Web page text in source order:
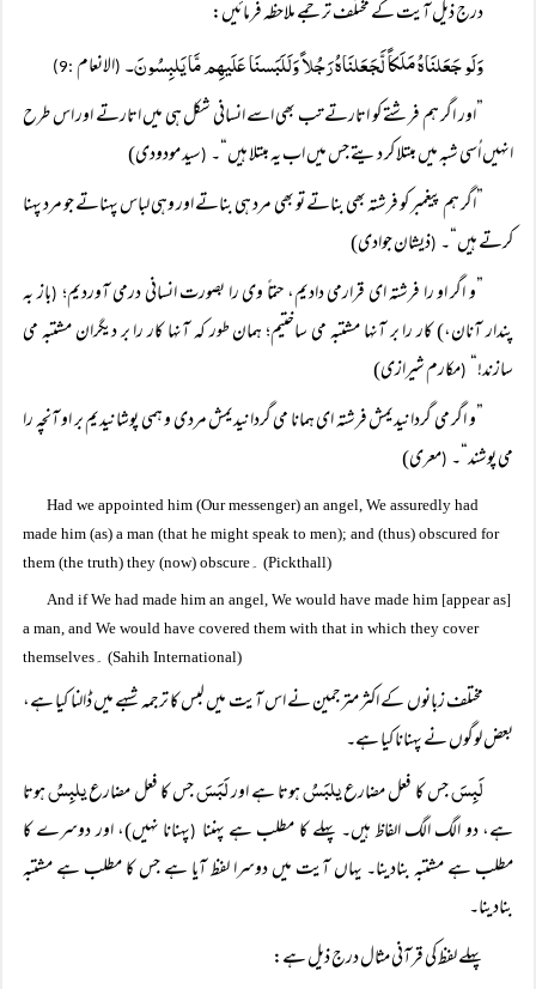
درج ذیل آیت کے مختلف ترجمے ملاحظہ فرمائیں:
وَلَو جَعَلنَاہُ مَلَکاً لَّجَعَلنَاہُ رَجُلاً وَلَلَبَسنَا عَلَیہِم مَّا یَلبِسُونَ۔ (الانعام :9)
”اور اگر ہم فرشتے کو اتارتے تب بھی اسے انسانی شکل ہی میں اتارتے اور اس طرح
انہیں اُسی شبہ میں مبتلا کر دیتے جس میں اب یہ مبتلا ہیں“۔ (سید مودودی)
”اگر ہم پیغمبر کو فرشتہ بھی بناتے تو بھی مرد ہی بناتے اور وہی لباس پہناتے جو مرد پہنا
کرتے ہیں“۔ (ذیشان جوادی)
”و اگر او را فرشتہ ای قرارمی دادیم، حتماً وی را بصورت انسانی درمی آوردیم؛ (باز بہ
پندار آنان،) کار را بر آنہا مشتبہ می ساختیم؛ ہمان طور کہ آنہا کار را بر دیگران مشتبہ می
سازند!“ (مکارم شیرازی)
”و اگر می گردانیدیمش فرشتہ ای ہمانا می گردانیدیمش مردی و ہمی پوشانیدیم بر او آنچہ را
می پوشند“۔ (معری)
Had we appointed him (Our messenger) an angel, We assuredly had
made him (as) a man (that he might speak to men); and (thus) obscured for
them (the truth) they (now) obscure۔ (Pickthall)
And if We had made him an angel, We would have made him [appear as]
a man, and We would have covered them with that in which they cover
themselves۔ (Sahih International)
مختلف زبانوں کے اکثر مترجمین نے اس آیت میں لبس کا ترجمہ شبہے میں ڈالنا کیا ہے،
بعض لوگوں نے پہنانا کیا ہے۔
لَبِسَجس کا فعل مضارعیلبَسُہوتا ہے اورلَبَسَجس کا فعل مضارعیلبِسُہوتا
ہے، دو الگ الگ الفاظ ہیں۔ پہلے کا مطلب ہے پہننا (پہنانا نہیں)، اور دوسرے کا
مطلب ہے مشتبہ بنادینا۔ یہاں آیت میں دوسرا لفظ آیا ہے جس کا مطلب ہے مشتبہ
بنادینا۔
پہلے لفظ کی قرآنی مثال درج ذیل ہے: